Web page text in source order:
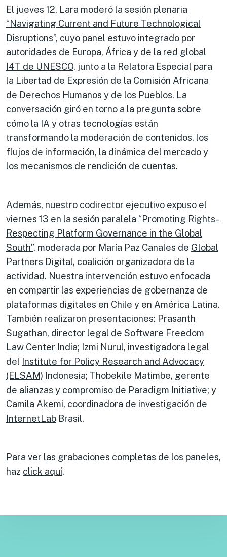
El jueves 12, Lara moderó la sesión plenaria
“Navigating Current and Future Technological
Disruptions”, cuyo panel estuvo integrado por
autoridades de Europa, África y de la red global
I4T de UNESCO, junto a la Relatora Especial para
la Libertad de Expresión de la Comisión Africana
de Derechos Humanos y de los Pueblos. La
conversación giró en torno a la pregunta sobre
cómo la IA y otras tecnologías están
transformando la moderación de contenidos, los
flujos de información, la dinámica del mercado y
los mecanismos de rendición de cuentas.
Además, nuestro codirector ejecutivo expuso el
viernes 13 en la sesión paralela “Promoting Rights-
Respecting Platform Governance in the Global
South”, moderada por María Paz Canales de Global
Partners Digital, coalición organizadora de la
actividad. Nuestra intervención estuvo enfocada
en compartir las experiencias de gobernanza de
plataformas digitales en Chile y en América Latina.
También realizaron presentaciones: Prasanth
Sugathan, director legal de Software Freedom
Law Center India; Izmi Nurul, investigadora legal
del Institute for Policy Research and Advocacy
(ELSAM) Indonesia; Thobekile Matimbe, gerente
de alianzas y compromiso de Paradigm Initiative; y
Camila Akemi, coordinadora de investigación de
InternetLab Brasil.
Para ver las grabaciones completas de los paneles,
haz click aquí.